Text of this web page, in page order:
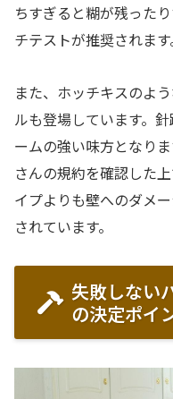
ちすぎると糊が残った
チテストが推奨されます
また、ホッチキスのよ
ルも登場しています。
ームの強い味方となり
さんの規約を確認した
イプよりも壁へのダメ
されています。
失敗しない
の決定ポイ